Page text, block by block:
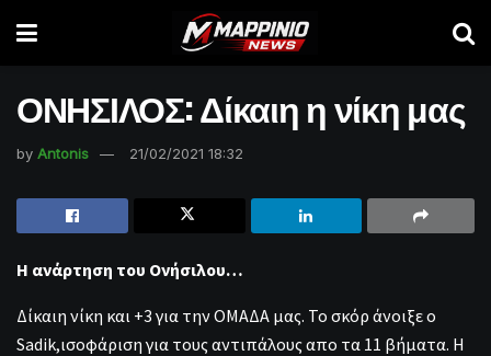
ΟΝΗΣΙΛΟΣ: Δίκαιη η νίκη μας
by Antonis 21/02/2021 18:32
Η ανάρτηση του Ονήσιλου…
Δίκαιη νίκη και +3 για την ΟΜΑΔΑ μας. Το σκόρ άνοιξε o
Sadik,ισοφάριση για τους αντιπάλους απο τα 11 βήματα. Η